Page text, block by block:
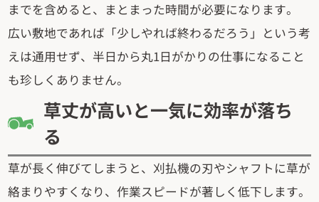
までを含めると、まとまった時間が必要になります。
広い敷地であれば「少しやれば終わるだろう」という考
えは通用せず、半日から丸1日がかりの仕事になること
も珍しくありません。
草丈が高いと一気に効率が落ち
る
草が長く伸びてしまうと、刈払機の刃やシャフトに草が
絡まりやすくなり、作業スピードが著しく低下します。